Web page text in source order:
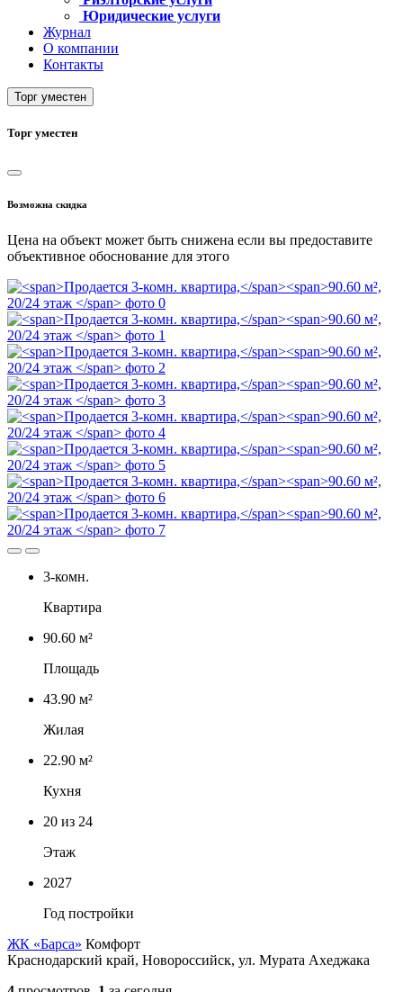
Юридические услуги
Журнал
О компании
Контакты
Торг уместен
Торг уместен
Возможна скидка
Цена на объект может быть снижена если вы предоставите
объективное обоснование для этого
3-комн.
Квартира
90.60 м²
Площадь
43.90 м²
Жилая
22.90 м²
Кухня
20 из 24
Этаж
2027
Год постройки
ЖК «Барса» Комфорт
Краснодарский край, Новороссийск, ул. Мурата Ахеджака